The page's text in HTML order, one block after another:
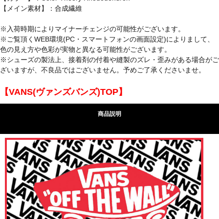
【メイン素材】：合成繊維
※入荷時期によりマイナーチェンジの可能性がございます。
※ご覧頂くWEB環境(PC・スマートフォンの画面設定)によりまして、
色の見え方や色彩が実物と異なる可能性がございます。
※シューズの製法上、接着剤の付着や縫製のズレ・歪みがある場合がご
ざいますが、不良品ではございません。予めご了承くださいませ。
【VANS(ヴァンズバンズ)TOP】
商品説明